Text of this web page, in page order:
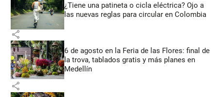
¿Tiene una patineta o cicla eléctrica? Ojo a
las nuevas reglas para circular en Colombia
share
6 de agosto en la Feria de las Flores: final de
la trova, tablados gratis y más planes en
Medellín
share